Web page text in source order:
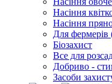
Насіння
Насіння
Для
Біозахист
Все для
Добриво -
Засоби